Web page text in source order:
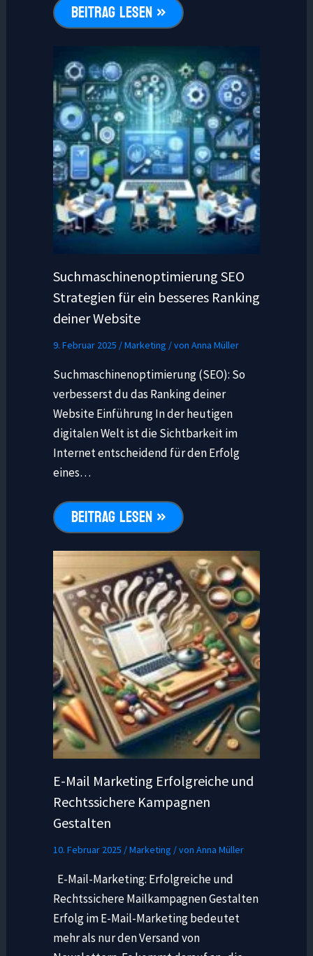
BEITRAG LESEN »
Suchmaschinenoptimierung SEO
Strategien für ein besseres Ranking
deiner Website
9. Februar 2025 /Marketing / von Anna Müller
Suchmaschinenoptimierung (SEO): So
verbesserst du das Ranking deiner
Website Einführung In der heutigen
digitalen Welt ist die Sichtbarkeit im
Internet entscheidend für den Erfolg
eines…
BEITRAG LESEN »
E-Mail Marketing Erfolgreiche und
Rechtssichere Kampagnen
Gestalten
10. Februar 2025 /Marketing / von Anna Müller
E-Mail-Marketing: Erfolgreiche und
Rechtssichere Mailkampagnen Gestalten
Erfolg im E-Mail-Marketing bedeutet
mehr als nur den Versand von